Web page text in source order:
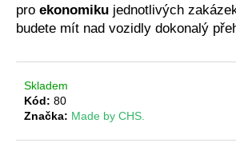
pro ekonomiku jednotlivých
budete mít nad vozidly dokonalý
Skladem
Kód: 80
Značka: Made by CHS.
HLEDAT
D
o